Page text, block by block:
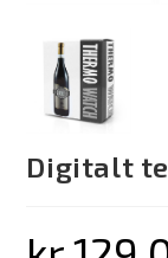
Digitalt